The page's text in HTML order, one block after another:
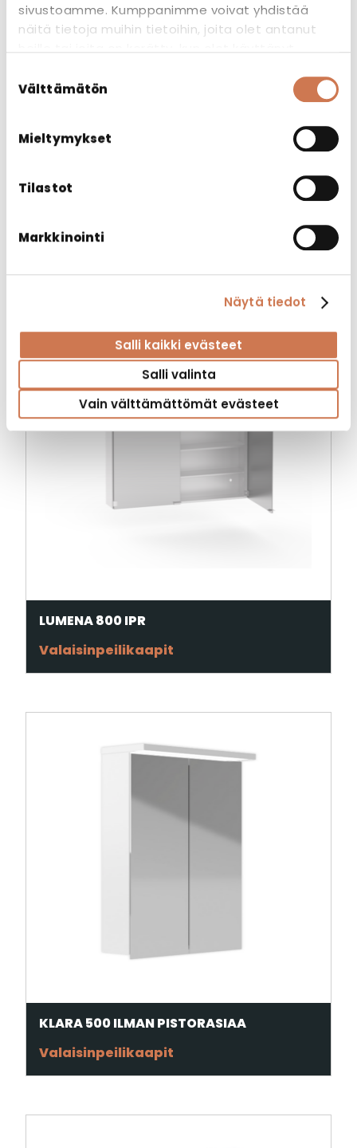
sivustoamme. Kumppanimme voivat yhdistää
näitä tietoja muihin tietoihin, joita olet antanut
valinta
Välttämätön
Mieltymykset
Tilastot
Markkinointi
Näytä tiedot
Salli kaikki evästeet
Salli valinta
Vain välttämättömät evästeet
CE-merkki
vakuuttaa tuotteen täyttävän sitä
että tuote on läpikäynyt mahdollisesti
LUMENA 800 IPR
Valaisinpeilikaapit
KLARA 500 ILMAN PISTORASIAA
Valaisinpeilikaapit